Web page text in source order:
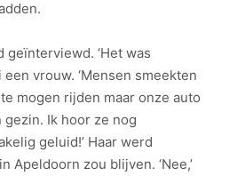
geïnterviewd. ‘Het was
vrouw. ‘Mensen smeekten
mogen rijden maar onze auto
Ik hoor ze nog
geluid!’ Haar werd
Apeldoorn zou blijven. ‘Nee,’